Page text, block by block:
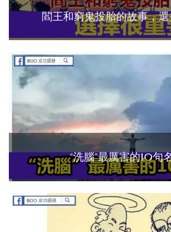
閻王和窮鬼投胎的故事，
“洗腦”最厲害的10句